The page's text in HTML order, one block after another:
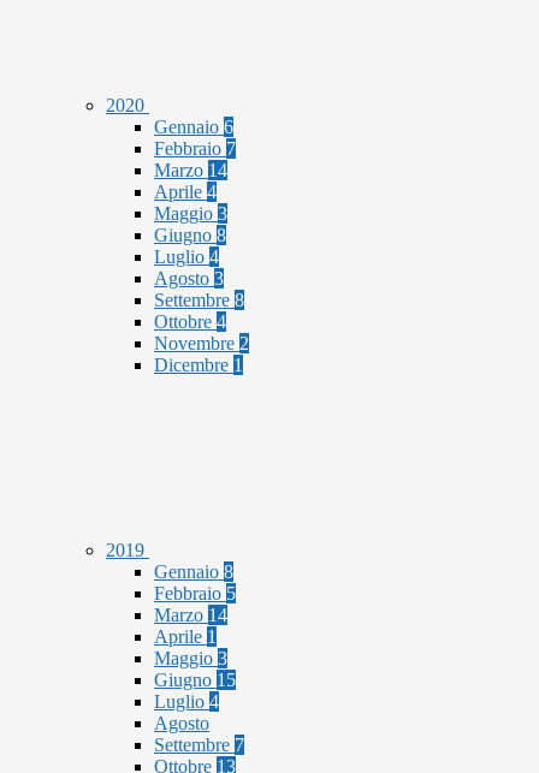
2020
Gennaio 6
Febbraio 7
Marzo 14
Aprile 4
Maggio 3
Giugno 8
Luglio 4
Agosto 3
Settembre 8
Ottobre 4
Novembre 2
Dicembre 1
2019
Gennaio 8
Febbraio 5
Marzo 14
Aprile 1
Maggio 3
Giugno 15
Luglio 4
Agosto
Settembre 7
Ottobre 13